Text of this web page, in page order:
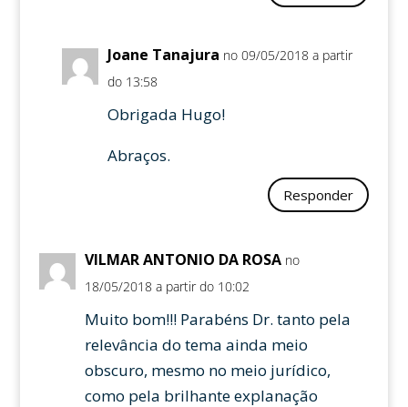
Joane Tanajura no 09/05/2018 a partir
do 13:58
Obrigada Hugo!
Abraços.
Responder
VILMAR ANTONIO DA ROSA no
18/05/2018 a partir do 10:02
Muito bom!!! Parabéns Dr. tanto pela
relevância do tema ainda meio
obscuro, mesmo no meio jurídico,
como pela brilhante explanação